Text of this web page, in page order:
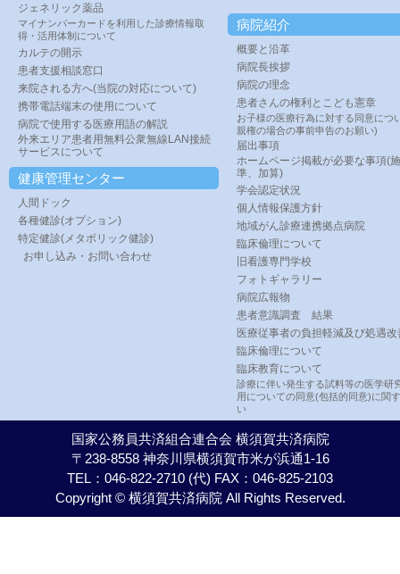
ジェネリック薬品
マイナンバーカードを利用した診療情報取
得・活用体制について
カルテの開示
患者支援相談窓口
来院される方へ(当院の対応について)
携帯電話端末の使用について
病院で使用する医療用語の解説
外来エリア患者用無料公衆無線LAN接続
サービスについて
健康管理センター
人間ドック
各種健診(オプション)
特定健診(メタボリック健診)
お申し込み・お問い合わせ
病院紹介
概要と沿革
病院長挨拶
病院の理念
患者さんの権利とこども憲章
お子様の医療行為に対する同意につ
親権の場合の事前申告のお願い)
届出事項
ホームページ掲載が必要な事項(
準、加算)
学会認定状況
個人情報保護方針
地域がん診療連携拠点病院
臨床倫理について
旧看護専門学校
フォトギャラリー
病院広報物
患者意識調査 結果
医療従事者の負担軽減及び処遇改
臨床倫理について
臨床教育について
診療に伴い発生する試料等の医学研
用についての同意(包括的同意)に関
い
国家公務員共済組合連合会 横須賀共済病院
〒238-8558 神奈川県横須賀市米が浜通1-16
TEL：046-822-2710 (代) FAX：046-825-2103
Copyright © 横須賀共済病院 All Rights Reserved.